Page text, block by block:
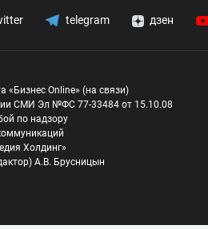
telegram дзен
«Бизнес Online» (на связи)
СМИ Эл №ФС 77-33484 от 15.10.08
по надзору
Холдинг»
А.В. Брусницын